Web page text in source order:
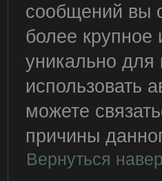
сообщений вы
более крупное
уникально для
использовать
можете
причины
Вернуться